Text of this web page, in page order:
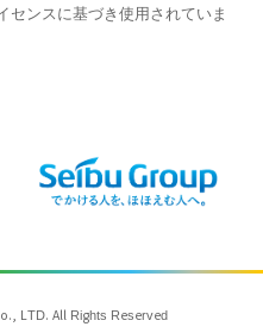
センスに基づき使用されていま
LTD. All Rights Reserved